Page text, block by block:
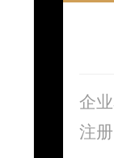
企业
注册